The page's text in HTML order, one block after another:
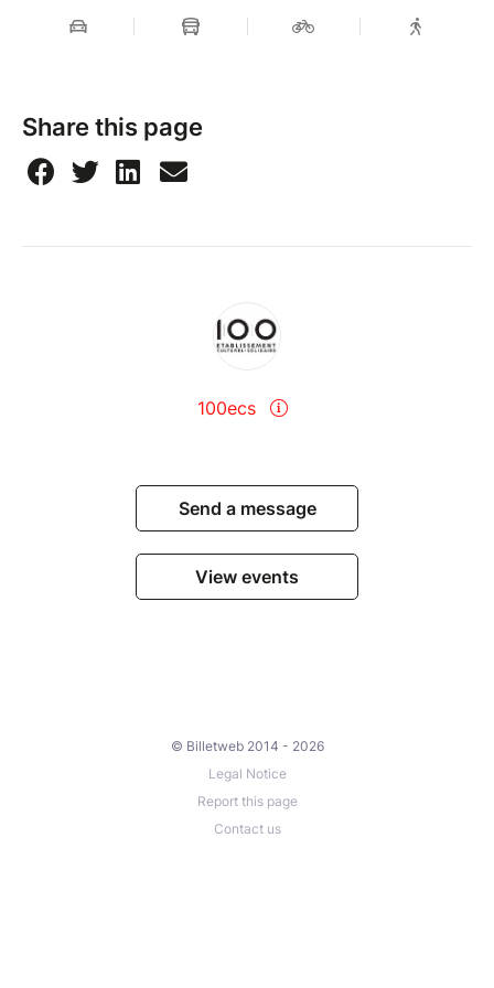
Share this page
100ecs
Send a message
View events
© Billetweb 2014 - 2026
Legal Notice
Report this page
Contact us